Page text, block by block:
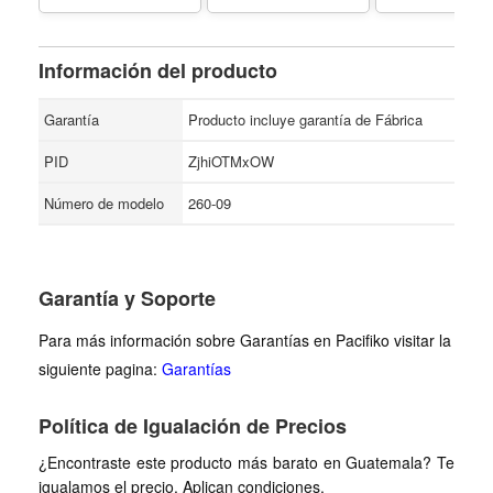
Información del producto
Garantía
Producto incluye garantía de Fábrica
PID
ZjhiOTMxOW
Número de modelo
260-09
Garantía y Soporte
Para más información sobre Garantías en Pacifiko visitar la
siguiente pagina: Garantías
Política de Igualación de Precios
¿Encontraste este producto más barato en Guatemala? Te
igualamos el precio. Aplican condiciones.